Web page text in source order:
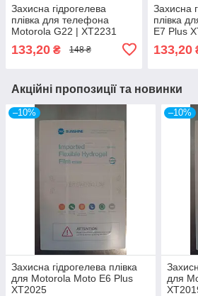
Захисна гідрогелева
плівка для телефона
Motorola G22 | XT2231
133,20 ₴ 148 ₴
Захисна
плівка
E7 Plus
133,20
Акційні пропозиції та новинки
–10%
Захисна гідрогелева плівка
для Motorola Moto E6 Plus
XT2025
–10%
для